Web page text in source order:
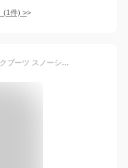
(1件) >
【赤字覚悟！】送料無料 ブーツ ワークブーツ スノーシューズ メンズ スノーブーツ 雪靴 防寒 ムートンブーツ ハイカット ブーツ カジュアル 保温 マウンテンブーツ ショートブーツ ブラック ブラウン コンフォート アウトドア 保温 おしゃれ 防滑 紳士靴 暖かい